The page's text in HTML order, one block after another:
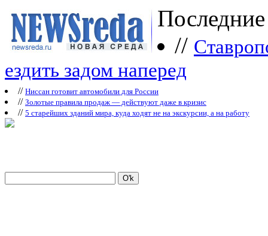
//
ездить задом наперед
// Ниссан готовит автомобили для России
// Зoлoтые прaвилa продаж — действуют даже в кризис
// 5 старейших зданий мира, куда ходят не на экскурсии, а на работу